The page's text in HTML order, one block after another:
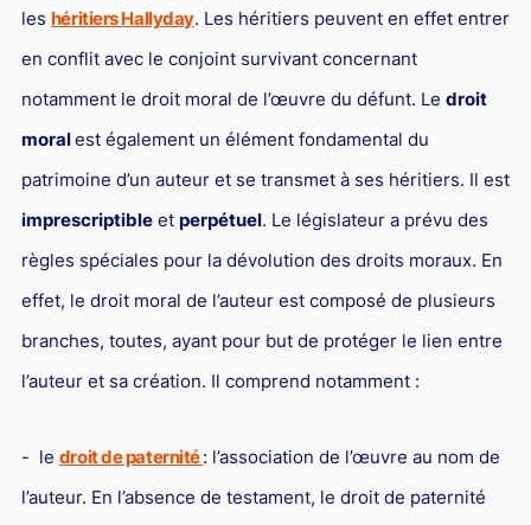
les héritiers Hallyday. Les héritiers peuvent en effet entrer
en conflit avec le conjoint survivant concernant
notamment le droit moral de l’œuvre du défunt. Le droit
moralest également un élément fondamental du
patrimoine d’un auteur et se transmet à ses héritiers. Il est
imprescriptibleet perpétuel. Le législateur a prévu des
règles spéciales pour la dévolution des droits moraux. En
effet, le droit moral de l’auteur est composé de plusieurs
branches, toutes, ayant pour but de protéger le lien entre
l’auteur et sa création. Il comprend notamment :
- le droit de paternité: l’association de l’œuvre au nom de
l’auteur. En l’absence de testament, le droit de paternité